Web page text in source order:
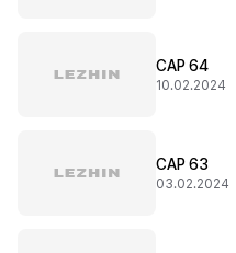
CAP 64
10.02.2024
CAP 63
03.02.2024